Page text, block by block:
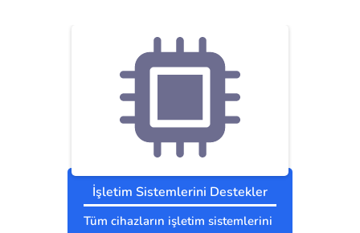
İşletim Sistemlerini Destekler
Tüm cihazların işletim sistemlerini